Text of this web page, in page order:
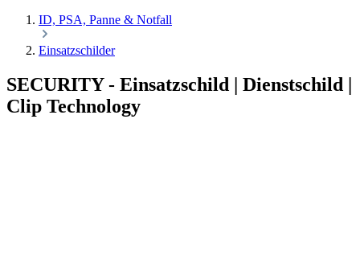
ID, PSA, Panne & Notfall
Einsatzschilder
SECURITY - Einsatzschild | Dienstschild |
Clip Technology